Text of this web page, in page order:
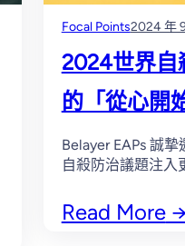
Focal Points2024 年
2024世界自
的「從心開
Belayer EAPs 誠
自殺防治議題注入
Read More